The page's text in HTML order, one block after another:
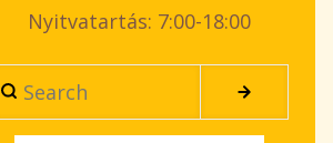
Nyitvatartás: 7:00-18:00
Search